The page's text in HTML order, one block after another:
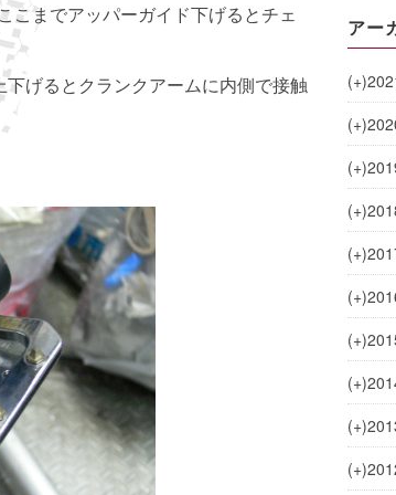
こまでアッパーガイド下げるとチェ
げるとクランクアームに内側で接触
アー
(+)
(+)
(+)
(+)
(+)
(+)
(+)
(+)
(+)
(+)